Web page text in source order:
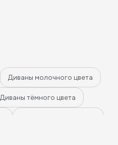
Диваны молочного цвета
Диваны тёмного цвета